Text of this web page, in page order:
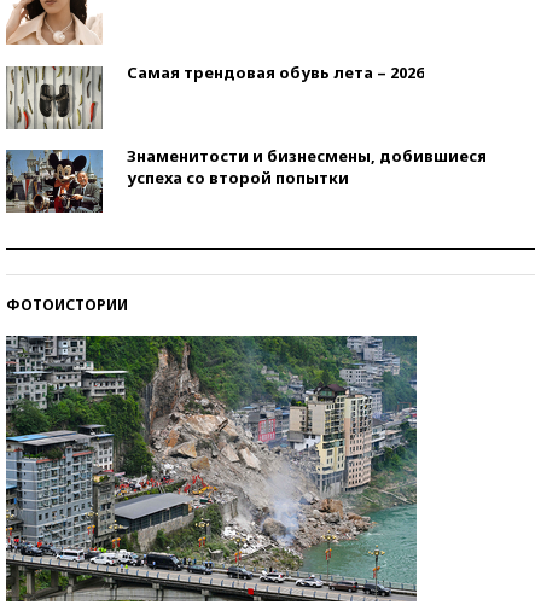
Самая трендовая обувь лета – 2026
Знаменитости и бизнесмены, добившиеся
успеха со второй попытки
ФОТОИСТОРИИ